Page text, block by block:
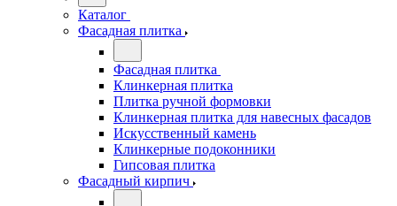
Каталог
Фасадная плитка
Фасадная плитка
Клинкерная плитка
Плитка ручной формовки
Клинкерная плитка для навесных фасадов
Искусственный камень
Клинкерные подоконники
Гипсовая плитка
Фасадный кирпич